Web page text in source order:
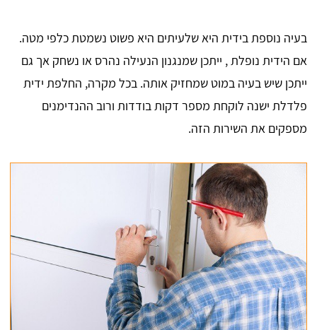
בעיה נוספת בידית היא שלעיתים היא פשוט נשמטת כלפי מטה.
אם הידית נופלת , ייתכן שמנגנון הנעילה נהרס או נשחק אך גם
ייתכן שיש בעיה במוט שמחזיק אותה. בכל מקרה, החלפת ידית
פלדלת ישנה לוקחת מספר דקות בודדות ורוב ההנדימנים
מספקים את השירות הזה.